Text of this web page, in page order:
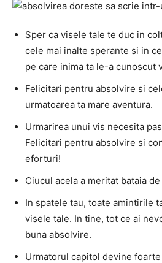
Sper ca visele tale te duc in
cele mai inalte sperante si in
pe care inima ta le-a cunoscut
Felicitari pentru absolvire si
urmatoarea ta mare aventura.
Urmarirea unui vis necesita
Felicitari pentru absolvire si
eforturi!
Ciucul acela a meritat bataia
In spatele tau, toate amintirile
visele tale. In tine, tot ce ai
buna absolvire.
Urmatorul capitol devine